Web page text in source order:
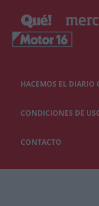
HACEMOS EL DIARIO
CONDICIONES DE
CONTACTO